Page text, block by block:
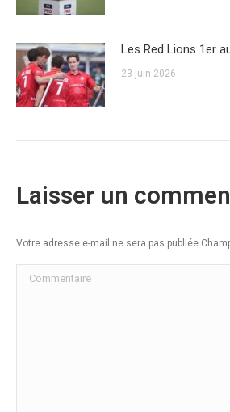
Les Red Lions 1er
23 juin 2026
Laisser un
Votre adresse e-mail ne sera pas publiée
Commentaire